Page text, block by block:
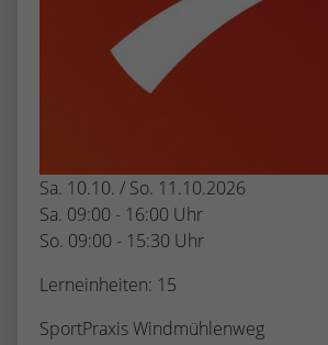
Sa. 10.10. / So. 11.10.2026
Sa. 09:00 - 16:00 Uhr
So. 09:00 - 15:30 Uhr
Lerneinheiten: 15
SportPraxis Windmühlenweg